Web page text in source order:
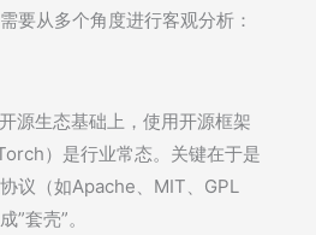
要从多个角度进行客观分析：
源生态基础上，使用开源框架
）是行业常态。关键在于是
议（如Apache、MIT、GPL
”套壳”。